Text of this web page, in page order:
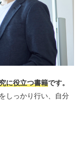
に役立つ書籍です。
しっかり行い、自分